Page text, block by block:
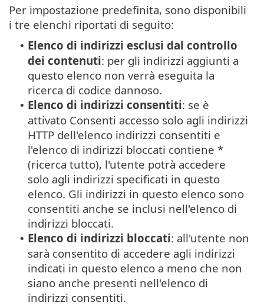
Per impostazione predefinita, sono disponibili
i tre elenchi riportati di seguito:
• Elenco di indirizzi esclusi dal controllo
dei contenuti: per gli indirizzi aggiunti a
questo elenco non verrà eseguita la
ricerca di codice dannoso.
• Elenco di indirizzi consentiti: se è
attivato Consenti accesso solo agli indirizzi
HTTP dell'elenco indirizzi consentiti e
l'elenco di indirizzi bloccati contiene *
(ricerca tutto), l'utente potrà accedere
solo agli indirizzi specificati in questo
elenco. Gli indirizzi in questo elenco sono
consentiti anche se inclusi nell'elenco di
indirizzi bloccati.
• Elenco di indirizzi bloccati: all'utente non
sarà consentito di accedere agli indirizzi
indicati in questo elenco a meno che non
siano anche presenti nell'elenco di
indirizzi consentiti.